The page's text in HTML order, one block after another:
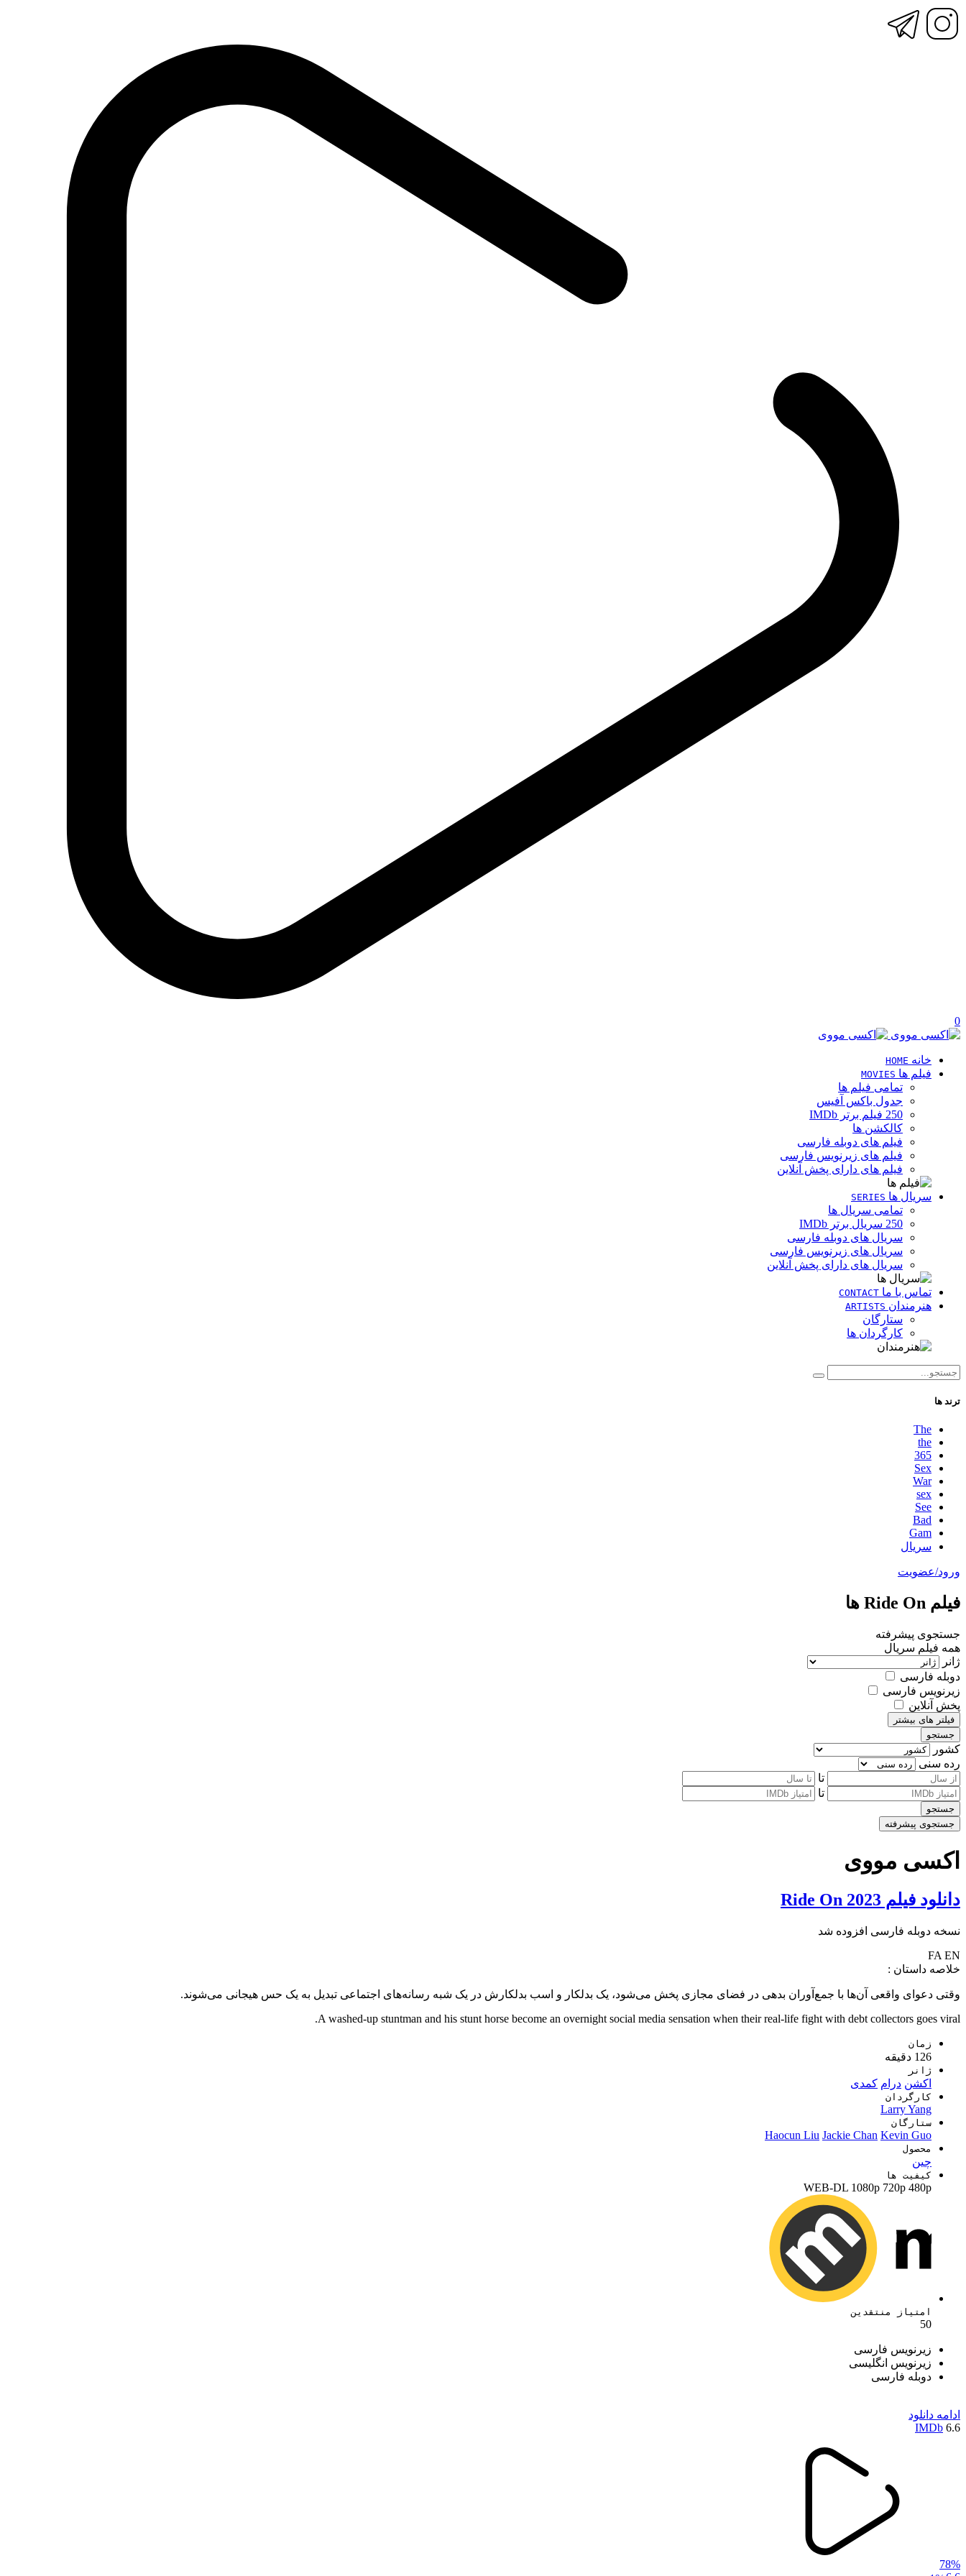
0
خانه HOME
فیلم ها MOVIES
تمامی فیلم ها
جدول باکس آفیس
250 فیلم برتر IMDb
کالکشن ها
فیلم های دوبله فارسی
فیلم های زیرنویس فارسی
فیلم های دارای پخش آنلاین
سریال ها SERIES
تمامی سریال ها
250 سریال برتر IMDb
سریال های دوبله فارسی
سریال های زیرنویس فارسی
سریال های دارای پخش آنلاین
تماس با ما CONTACT
هنرمندان ARTISTS
ستارگان
کارگردان ها
ترند ها
The
the
365
Sex
War
sex
See
Bad
Gam
سریال
ورود/عضویت
فیلم Ride On ها
جستجوی پیشرفته
همه فیلم سریال
ژانر
دوبله فارسی
زیرنویس فارسی
پخش آنلاین
فیلتر های بیشتر
جستجو
کشور
رده سنی
تا
تا
جستجو
جستجوی پیشرفته
اکسی مووی
دانلود فیلم Ride On 2023
نسخه دوبله فارسی افزوده شد
FA EN
خلاصه داستان :
وقتی دعوای واقعی آن‌ها با جمع‌آوران بدهی در فضای مجازی پخش می‌شود، یک بدلکار و اسب بدلکارش در یک شبه رسانه‌های اجتماعی تبدیل به یک حس هیجانی می‌شوند.
A washed-up stuntman and his stunt horse become an overnight social media sensation when their real-life fight with debt collectors goes viral.
زمان
126 دقیقه
ژانر
اکشن درام کمدی
کارگردان
Larry Yang
ستارگان
Haocun Liu Jackie Chan Kevin Guo
محصول
چين
کیفیت ها
WEB-DL 1080p 720p 480p
امتیاز منتقدین
50
زیرنویس فارسی
زیرنویس انگلیسی
دوبله فارسی
ادامه دانلود
6.6
IMDb
78%